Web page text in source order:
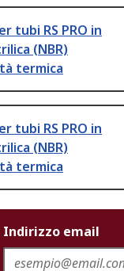
tubi RS PRO in
(NBR)
termica
tubi RS PRO in
(NBR)
termica
Indirizzo email